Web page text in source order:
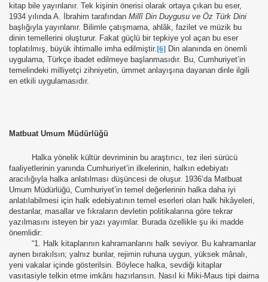
kitap bile yayınlanır. Tek kişinin önerisi olarak ortaya çıkan bu eser,
1934 yılında A. İbrahim tarafından Millî Din Duygusu ve Öz Türk Dini
başlığıyla yayınlanır. Bilimle çatışmama, ahlâk, fazilet ve müzik bu
dinin temellerini oluşturur. Fakat güçlü bir tepkiye yol açan bu eser
toplatılmış, büyük ihtimalle imha edilmiştir.[6] Din alanında en önemli
uygulama, Türkçe ibadet edilmeye başlanmasıdır. Bu, Cumhuriyet’in
temelindeki milliyetçi zihniyetin, ümmet anlayışına dayanan dinle ilgili
en etkili uygulamasıdır.
Matbuat Umum Müdürlüğü
Halka yönelik kültür devriminin bu araştırıcı, tez ileri sürücü
faaliyetlerinin yanında Cumhuriyet’in ilkelerinin, halkın edebiyatı
aracılığıyla halka anlatılması düşüncesi de oluşur. 1936’da Matbuat
Umum Müdürlüğü, Cumhuriyet’in temel değerlerinin halka daha iyi
anlatılabilmesi için halk edebiyatının temel eserleri olan halk hikâyeleri,
destanlar, masallar ve fıkraların devletin politikalarına göre tekrar
yazılmasını isteyen bir yazı yayımlar. Burada özellikle şu iki madde
önemlidir:
“1. Halk kitaplarının kahramanlarını halk seviyor. Bu kahramanlar
aynen bırakılsın; yalnız bunlar, rejimin ruhuna uygun, yüksek mânalı,
yeni vakalar içinde gösterilsin. Böylece halka, sevdiği kitaplar
vasıtasiyle telkin etme imkânı hazırlansın. Nasıl ki Miki-Maus tipi daima